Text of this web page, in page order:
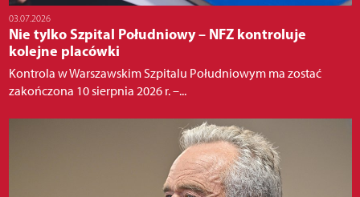
03.07.2026
Nie tylko Szpital Południowy – NFZ kontroluje
kolejne placówki
Kontrola w Warszawskim Szpitalu Południowym ma zostać
zakończona 10 sierpnia 2026 r. –...